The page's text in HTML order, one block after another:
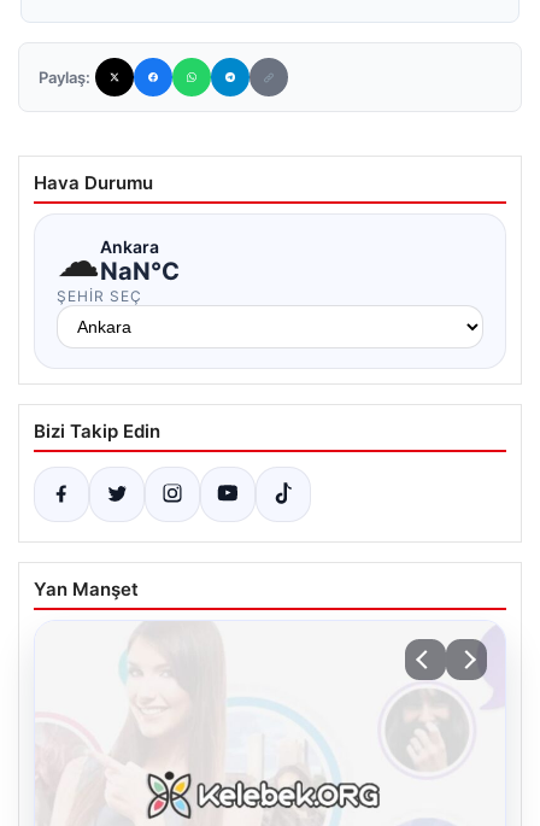
Paylaş:
Hava Durumu
☁Ankara
NaN°C
ŞEHIR SEÇ
Bizi Takip Edin
Yan Manşet